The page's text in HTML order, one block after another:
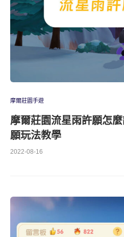
摩爾莊園手遊
摩爾莊園流星雨許願怎
願玩法教學
2022-08-16